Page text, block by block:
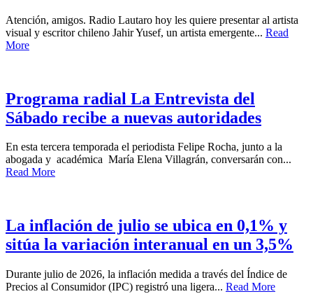
Atención, amigos. Radio Lautaro hoy les quiere presentar al artista
visual y escritor chileno Jahir Yusef, un artista emergente... Read
More
Programa radial La Entrevista del
Sábado recibe a nuevas autoridades
En esta tercera temporada el periodista Felipe Rocha, junto a la
abogada y académica María Elena Villagrán, conversarán con...
Read More
La inflación de julio se ubica en 0,1% y
sitúa la variación interanual en un 3,5%
Durante julio de 2026, la inflación medida a través del Índice de
Precios al Consumidor (IPC) registró una ligera... Read More